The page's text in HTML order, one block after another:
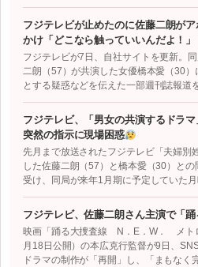
フジテレビが止めたのに佐藤二朗が
かけ「どこなら触っていいんだよ！」
フジテレビが7日、自社サイトを更新。
二朗（57）が共演した女優橋本愛（30
とする疑惑などを伝えた一部週刊誌報道
フジテレビ、「男女の共演するドラ
突然の指示に現場困惑
先月まで放送されたフジテレビ「夫婦別
した佐藤二朗（57）と橋本愛（30）と
受け、同局が来年1月期に予定していた
フジテレビ、佐藤二朗さん主演で「
映画「踊る大捜査線 N．E．W． メト
月18日公開）の本広克行監督が9日、
ドラマの制作が「再開」し、「まもな